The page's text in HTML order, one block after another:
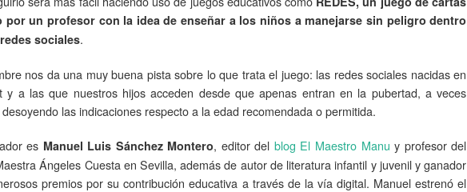
por un profesor con la idea de enseñar a los niños a manejarse sin peligro dentro
sociales.
nos da una muy buena pista sobre lo que trata el juego: las redes sociales nacidas en
y a las que nuestros hijos acceden desde que apenas entran en la pubertad, a veces
las indicaciones respecto a la edad recomendada o permitida.
es Manuel Luis Sánchez Montero, editor del blog El Maestro Manu y profesor del
Ángeles Cuesta en Sevilla, además de autor de literatura infantil y juvenil y ganador
premios por su contribución educativa a través de la vía digital. Manuel estrenó el